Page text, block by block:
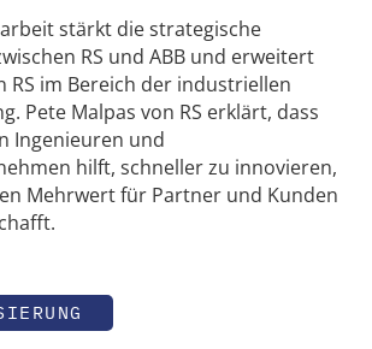
stärkt die strategische
RS und ABB und erweitert
RS im Bereich der industriellen
Pete Malpas von RS erklärt, dass
Ingenieuren und
hilft, schneller zu innovieren,
Mehrwert für Partner und Kunden